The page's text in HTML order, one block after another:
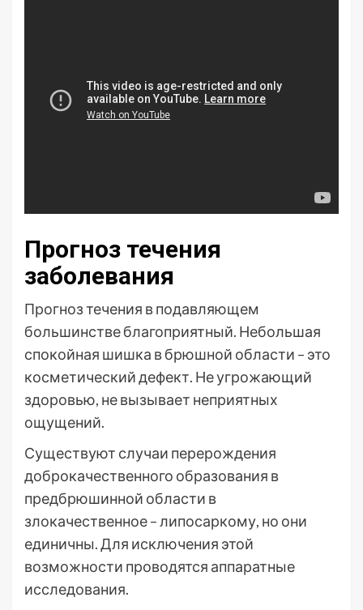
Прогноз течения
заболевания
Прогноз течения в подавляющем
большинстве благоприятный. Небольшая
спокойная шишка в брюшной области – это
косметический дефект. Не угрожающий
здоровью, не вызывает неприятных
ощущений.
Существуют случаи перерождения
доброкачественного образования в
предбрюшинной области в
злокачественное – липосаркому, но они
единичны. Для исключения этой
возможности проводятся аппаратные
исследования.